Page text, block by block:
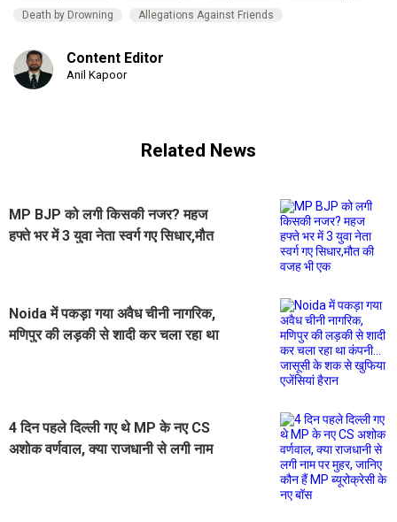
Death by Drowning
Allegations Against Friends
Content Editor
Anil Kapoor
Related News
MP BJP को लगी किसकी नजर? महज
हफ्ते भर में 3 युवा नेता स्वर्ग गए सिधार,मौत
Noida में पकड़ा गया अवैध चीनी नागरिक,
मणिपुर की लड़की से शादी कर चला रहा था
4 दिन पहले दिल्ली गए थे MP के नए CS
अशोक वर्णवाल, क्या राजधानी से लगी नाम